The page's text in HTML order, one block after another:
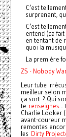
C’est
surprenant,
C’est
entend (ça
en tentant de
quoi la
La première
ZS - Nobody
Leur tube
meilleur selon
ça sort ? Qui
te renseignes
Charlie Looker
avant-coureur
remontes
les Dirty